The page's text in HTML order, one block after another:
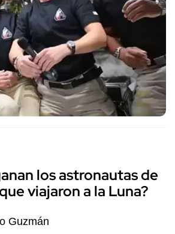
los astronautas de
viajaron a la Luna?
Guzmán